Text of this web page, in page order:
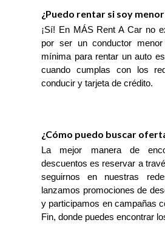
¿Puedo rentar si soy menor
¡Sí! En MÁS Rent A Car no
por ser un conductor
mínima para rentar un auto
cuando cumplas con los
conducir y tarjeta de crédito.
¿Cómo puedo buscar
La mejor manera de
descuentos es reservar a
seguirnos en nuestras
lanzamos promociones de
y participamos en campañas
Fin, donde puedes encontrar